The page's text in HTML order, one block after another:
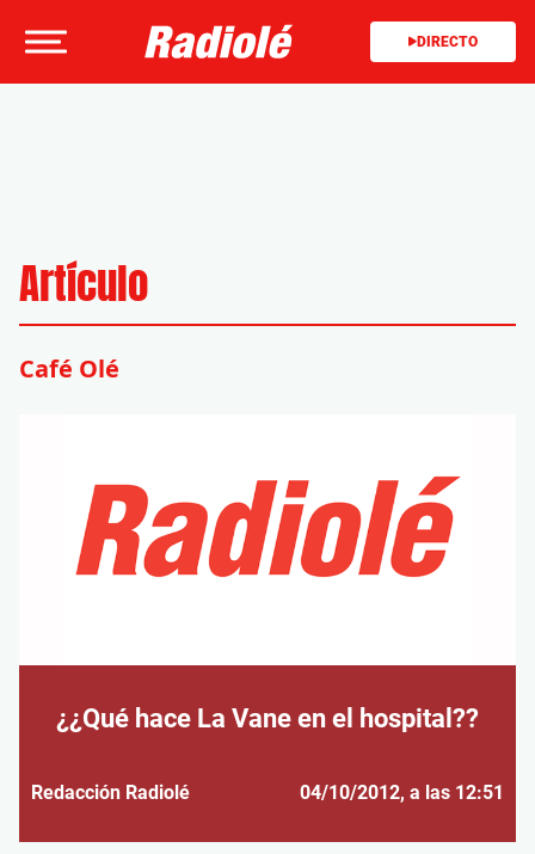
DIRECTO
Artículo
Café Olé
¿¿Qué hace La Vane en el hospital??
Redacción Radiolé 04/10/2012, a las 12:51